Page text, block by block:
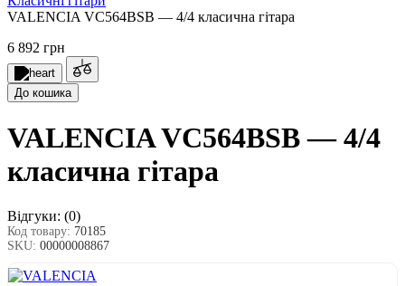
VALENCIA VC564BSB — 4/4 класична гітара
6 892 грн
До кошика
VALENCIA VC564BSB — 4/4
класична гітара
Відгуки: (0)
Код товару: 70185
SKU: 00000008867